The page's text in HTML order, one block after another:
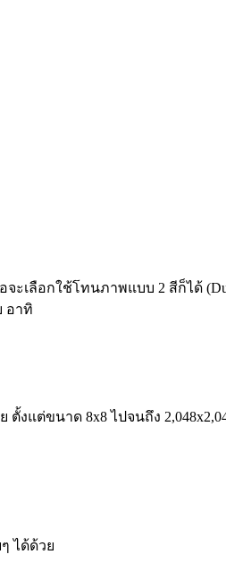
เลือกใช้โทนภาพแบบ 2 สีก็ได้
อาทิ
งแต่ขนาด 8x8 ไปจนถึง
ได้ด้วย